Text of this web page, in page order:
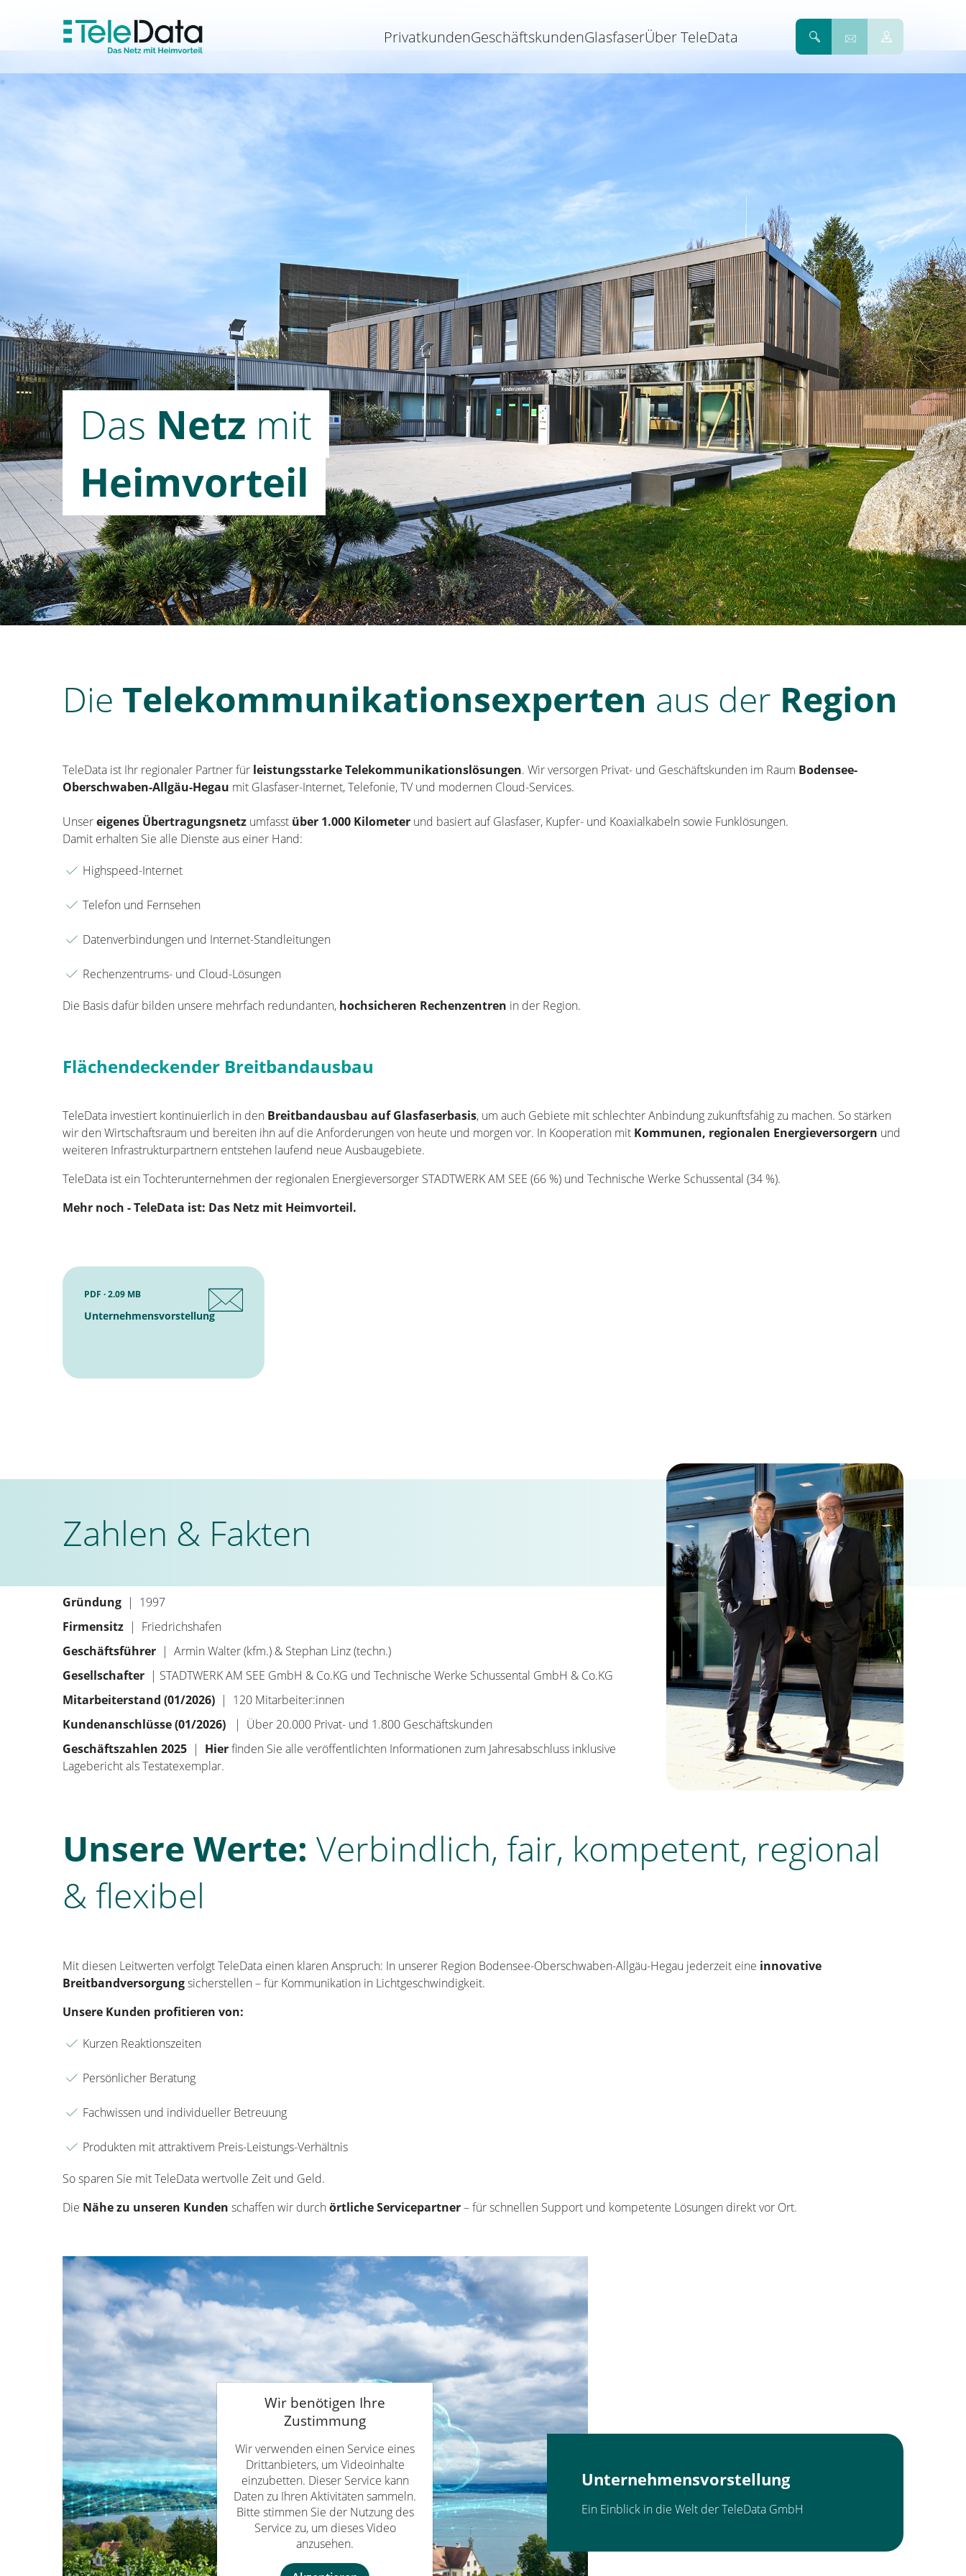
PrivatkundenGeschäftskundenGlasfaserÜber TeleData
Das Netz mit
Heimvorteil
Die Telekommunikationsexperten aus der Region
TeleData ist Ihr regionaler Partner für leistungsstarke Telekommunikationslösungen. Wir versorgen Privat- und Geschäftskunden im Raum Bodensee-
Oberschwaben-Allgäu-Hegau mit Glasfaser-Internet, Telefonie, TV und modernen Cloud-Services.
Unsereigenes Übertragungsnetz umfasst über 1.000 Kilometer und basiert auf Glasfaser, Kupfer- und Koaxialkabeln sowie Funklösungen.
Damit erhalten Sie alle Dienste aus einer Hand:
Highspeed-Internet
Telefon und Fernsehen
Datenverbindungen und Internet-Standleitungen
Rechenzentrums- und Cloud-Lösungen
Die Basis dafür bilden unsere mehrfach redundanten, hochsicheren Rechenzentren in der Region.
Flächendeckender Breitbandausbau
TeleData investiert kontinuierlich in den Breitbandausbau auf Glasfaserbasis, um auch Gebiete mit schlechter Anbindung zukunftsfähig zu machen. So stärken
wir den Wirtschaftsraum und bereiten ihn auf die Anforderungen von heute und morgen vor. In Kooperation mit Kommunen, regionalen Energieversorgern und
weiteren Infrastrukturpartnern entstehen laufend neue Ausbaugebiete.
TeleData ist ein Tochterunternehmen der regionalen Energieversorger STADTWERK AM SEE (66 %) und Technische Werke Schussental (34 %).
Mehr noch - TeleData ist: Das Netz mit Heimvorteil.
Unternehmensvorstellung
PDF · 2.09 MB
Zahlen & Fakten
Gründung | 1997
Firmensitz | Friedrichshafen
Geschäftsführer | Armin Walter (kfm.) & Stephan Linz (techn.)
Gesellschafter | STADTWERK AM SEE GmbH & Co.KG und Technische Werke Schussental GmbH & Co.KG
Mitarbeiterstand (01/2026) | 120 Mitarbeiter:innen
Kundenanschlüsse (01/2026)
| Über 20.000 Privat- und 1.800 Geschäftskunden
Geschäftszahlen 2025 | Hierfinden Sie alle veröffentlichten Informationen zum Jahresabschluss inklusive
Lagebericht als Testatexemplar.
Unsere Werte: Verbindlich, fair, kompetent, regional
& flexibel
Mit diesen Leitwerten verfolgt TeleData einen klaren Anspruch: In unserer Region Bodensee-Oberschwaben-Allgäu-Hegau jederzeit eine innovative
Breitbandversorgungsicherstellen – für Kommunikation in Lichtgeschwindigkeit.
Unsere Kunden profitieren von:
Kurzen Reaktionszeiten
Persönlicher Beratung
Fachwissen und individueller Betreuung
Produkten mit attraktivem Preis-Leistungs-Verhältnis
So sparen Sie mit TeleData wertvolle Zeit und Geld.
Die Nähe zu unseren Kunden schaffen wir durchörtliche Servicepartner– für schnellen Support und kompetente Lösungen direkt vor Ort.
Wir benötigen Ihre
Zustimmung
Wir verwenden einen Service eines
Drittanbieters, um Videoinhalte
einzubetten. Dieser Service kann
Daten zu Ihren Aktivitäten sammeln.
Bitte stimmen Sie der Nutzung des
Service zu, um dieses Video
anzusehen.
Unternehmensvorstellung
Ein Einblick in die Welt der TeleData GmbH